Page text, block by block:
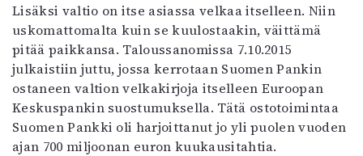
Lisäksi valtio on itse asiassa velkaa itselleen. Niin
uskomattomalta kuin se kuulostaakin, väittämä
pitää paikkansa. Taloussanomissa 7.10.2015
julkaistiin juttu, jossa kerrotaan Suomen Pankin
ostaneen valtion velkakirjoja itselleen Euroopan
Keskuspankin suostumuksella. Tätä ostotoimintaa
Suomen Pankki oli harjoittanut jo yli puolen vuoden
ajan 700 miljoonan euron kuukausitahtia.